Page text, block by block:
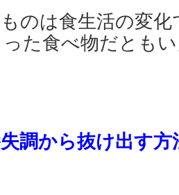
のは食生活の変
た食べ物だとも
調から抜け出す方